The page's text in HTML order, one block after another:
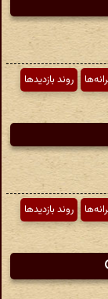
روند بازدیدها
روند بازدیدها